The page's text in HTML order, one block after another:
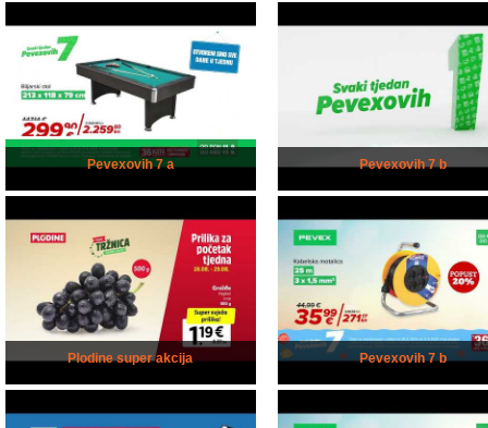
Pevexovih 7 a Pevexovih 7 b
Plodine super akcija Pevexovih 7 b